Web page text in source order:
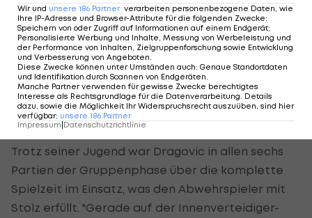
Respekt hat der Wiener vor dem DFB-
Teamstürmer dennoch nicht.
"Ich habe auch schon gegen Rooney gespielt und
mich gut geschlagen. Solange ich nicht gegen
Messi spielen muss, ist es mir egal", meinte der 20-
Jährige.
Trotz seiner Jugend war Dragovic in allen sechs
Partien der Gruppenphase über die komplette
Spielzeit im Einsatz, was den Abwehrspieler mit
Stolz erfüllt. "Gerade auf der Innenverteidiger-
Wir und unsere 186 Partner verarbeiten personenbezogene Daten, wie
Ihre IP-Adresse und Browser-Attribute für die folgenden Zwecke:
Speichern von oder Zugriff auf Informationen auf einem Endgerät;
Personalisierte Werbung und Inhalte, Messung von Werbeleistung und
der Performance von Inhalten, Zielgruppenforschung sowie Entwicklung
und Verbesserung von Angeboten
Diese Zwecke können unter Umständen auch: Genaue Standortdaten
und Identifikation durch Scannen von Endgeräten
Manche Partner verwenden für gewisse Zwecke berechtigtes
Interesse als Rechtsgrundlage für die Datenverarbeitung. Details
dazu, sowie die Möglichkeit Ihr Widerspruchsrecht auszuüben, sind hier
verfügbar: unsere 186 Partner
Impressum|Datenschutzrichtlinie